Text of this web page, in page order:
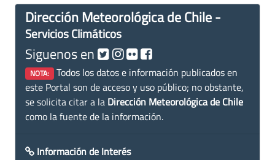
Dirección Meteorológica de Chile -
Servicios Climáticos
Siguenos en
NOTA: Todos los datos e información publicados en
este Portal son de acceso y uso público; no obstante,
se solicita citar a la Dirección Meteorológica de Chile
como la fuente de la información.
Información de Interés